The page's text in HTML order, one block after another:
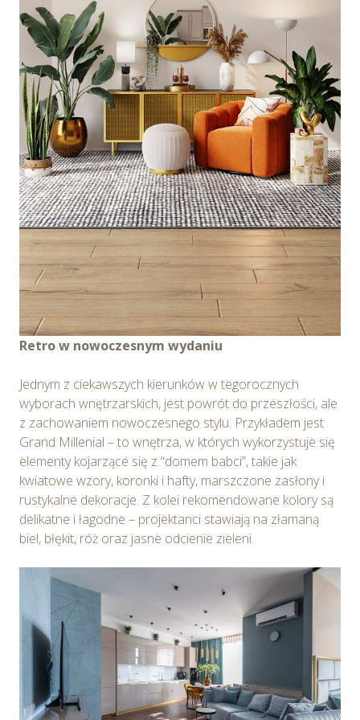
Wybierając opcję „Zgadzam się” wyrażasz zgodę na
wykorzystywanie w Serwisie wszystkich plików
cookie przez Spravia Sp. z o.o. oraz jej Partnerów we
wskazanych powyżej celach.Wyrażenie zgody jest
dobrowolne. Możesz wycofać zgodę i dokonać zmiany
ustawień dotyczących plików cookie w każdej chwili za
pośrednictwem panelu „Ustawienia plików cookie”
dostępnego z poziomu
Polityki prywatności – pliki
cookie.
Możesz również dostosować wybory dotyczące
plików cookie i udzielić zgody na wykorzystywanie
plików cookie w Serwisie tylko w wybranych przez
Ciebie celach poprzez wybranie opcji „Dostosuj
wybory”.
Retro w nowoczesnym wydaniu
Jednym z ciekawszych kierunków w tegorocznych
wyborach wnętrzarskich, jest powrót do przeszłości, ale
z zachowaniem nowoczesnego stylu. Przykładem jest
Grand Millenial – to wnętrza, w których wykorzystuje się
elementy kojarzące się z “domem babci”, takie jak
kwiatowe wzory, koronki i hafty, marszczone zasłony i
rustykalne dekoracje. Z kolei rekomendowane kolory są
delikatne i łagodne – projektanci stawiają na złamaną
biel, błękit, róż oraz jasne odcienie zieleni.